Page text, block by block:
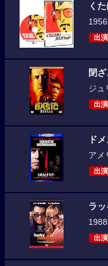
く
出演
閉
ジュ
出演
ド
アメ
出演
ラ
出演